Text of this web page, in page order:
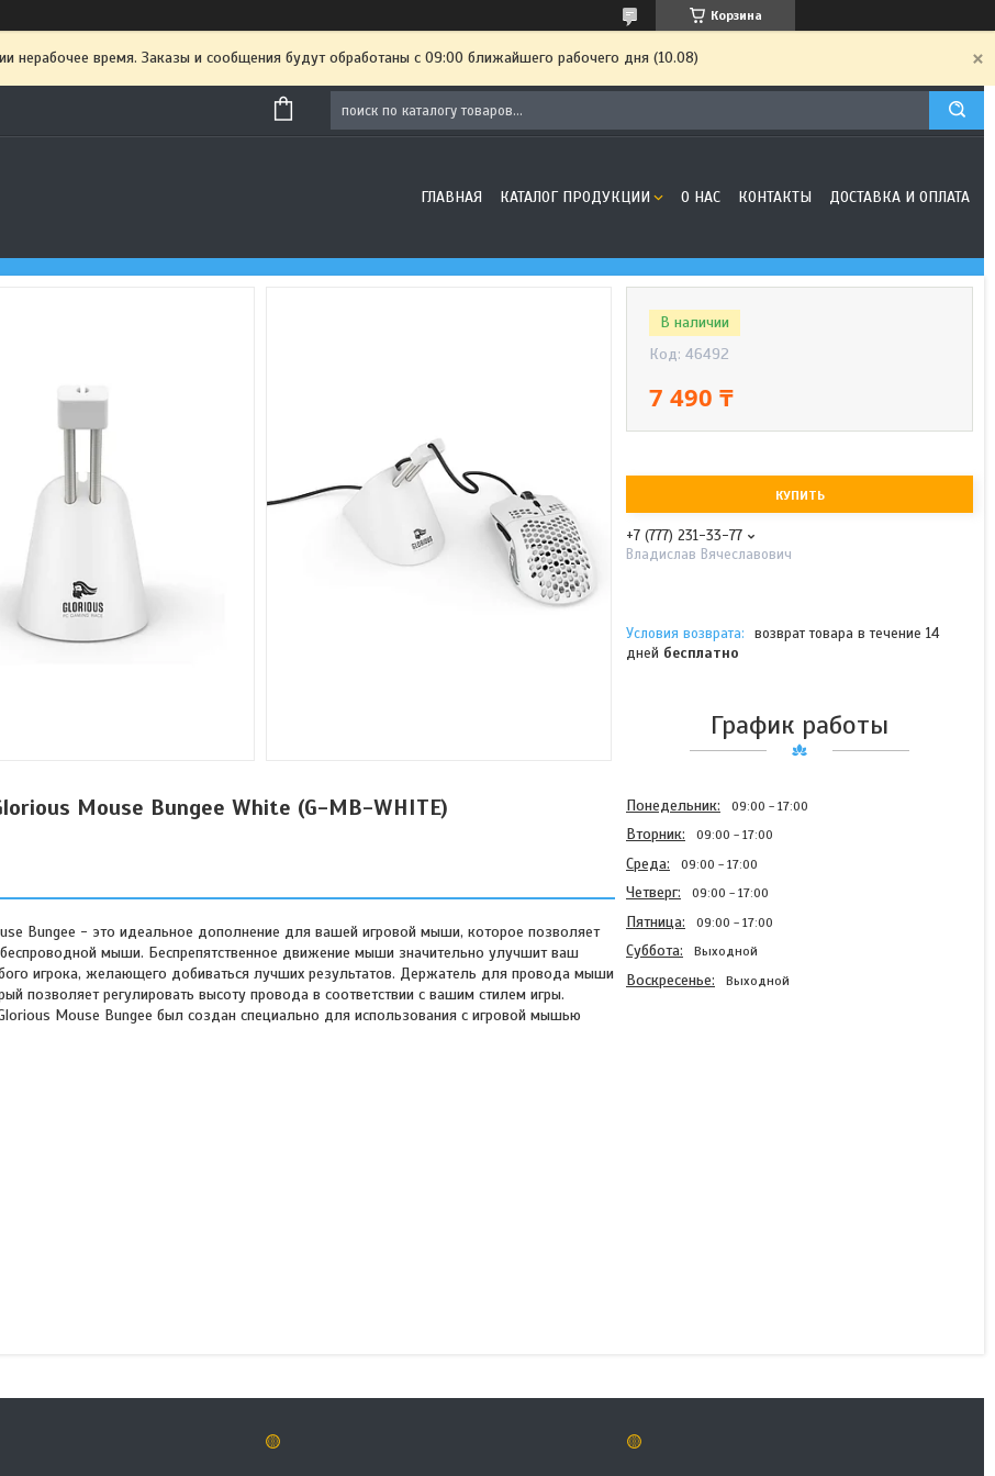
Корзина
нерабочее время. Заказы и сообщения будут обработаны с 09:00 ближайшего рабочего дня (10.08)
ГЛАВНАЯ КАТАЛОГ ПРОДУКЦИИ О НАС КОНТАКТЫ ДОСТАВКА И ОПЛАТА
Mouse Bungee White (G-MB-WHITE)
Bungee - это идеальное дополнение для вашей игровой мыши, которое позволяет
беспроводной мыши. Беспрепятственное движение мыши значительно улучшит ваш
игрока, желающего добиваться лучших результатов. Держатель для провода мыши
позволяет регулировать высоту провода в соответствии с вашим стилем игры.
Mouse Bungee был создан специально для использования с игровой мышью
В наличии
Код: 46492
7 490 ₸
КУПИТЬ
+7 (777) 231-33-77
Владислав Вячеславович
возврат товара в течение 14
дней бесплатно
График работы
Понедельник 09:00 17:00
Вторник 09:00 17:00
Среда 09:00 17:00
Четверг 09:00 17:00
Пятница 09:00 17:00
Суббота Выходной
Воскресенье Выходной
🟡 🟡